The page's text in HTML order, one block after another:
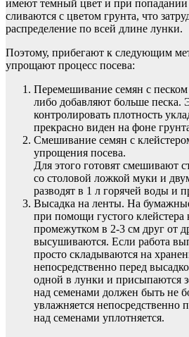
имеют темный цвет и при
сливаются с цветом грунта, что
распределение по всей длине лунки.
Поэтому, прибегают к следующим
упрощают процесс посева:
Перемешивание семян с
либо добавляют больше песка.
контролировать плотность
прекрасно виден на фоне
Смешивание семян с
упрощения посева.
Для этого готовят смешивают
со столовой ложкой муки и
разводят в 1 л горячей воды и
Высадка на ленты. На
при помощи густого клейстера
промежутком в 2-3 см друг от
высушиваются. Если работа
просто складываются на
непосредственно перед
одной в лунки и присыпаются
над семенами должен быть не
увлажняется непосредственно
над семенами уплотняется.